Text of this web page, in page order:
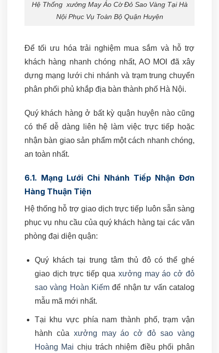
Hệ Thống xưởng May Áo Cờ Đỏ Sao Vàng Tại Hà
Nội Phục Vụ Toàn Bộ Quận Huyện
Để tối ưu hóa trải nghiệm mua sắm và hỗ trợ
khách hàng nhanh chóng nhất, AO MOI đã xây
dựng mạng lưới chi nhánh và trạm trung chuyển
phân phối phủ khắp địa bàn thành phố Hà Nội.
Quý khách hàng ở bất kỳ quận huyện nào cũng
có thể dễ dàng liên hệ làm việc trực tiếp hoặc
nhận bàn giao sản phẩm một cách nhanh chóng,
an toàn nhất.
6.1. Mạng Lưới Chi Nhánh Tiếp Nhận Đơn
Hàng Thuận Tiện
Hệ thống hỗ trợ giao dịch trực tiếp luôn sẵn sàng
phục vụ nhu cầu của quý khách hàng tại các văn
phòng đại diện quận:
Quý khách tại trung tâm thủ đô có thể ghé
giao dịch trực tiếp qua xưởng may áo cở đỏ
sao vàng Hoàn Kiếm để nhận tư vấn catalog
mẫu mã mới nhất.
Tại khu vực phía nam thành phố, trạm vận
hành của xưởng may áo cở đỏ sao vàng
Hoàng Mai chịu trách nhiệm điều phối phân